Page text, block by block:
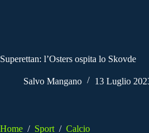
Superettan: l’Osters ospita lo Skovde
Salvo Mangano 13 Luglio
Home / Sport / Calcio